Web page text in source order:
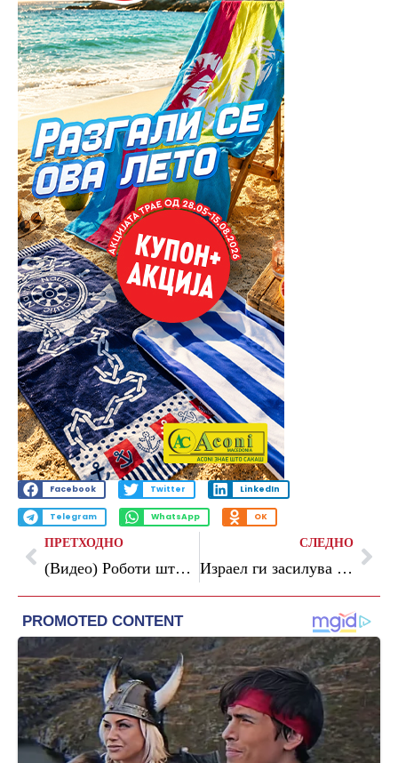
Facebook Twitter LinkedIn
Telegram WhatsApp OK
ПРЕТХОДНО
(Видео) Роботи што играа српско оро го пречекаа Вучиќ во Кина
СЛЕДНО
Израел ги засилува нападите врз Либан: Повеќе од 30 загинати и десетици повредени